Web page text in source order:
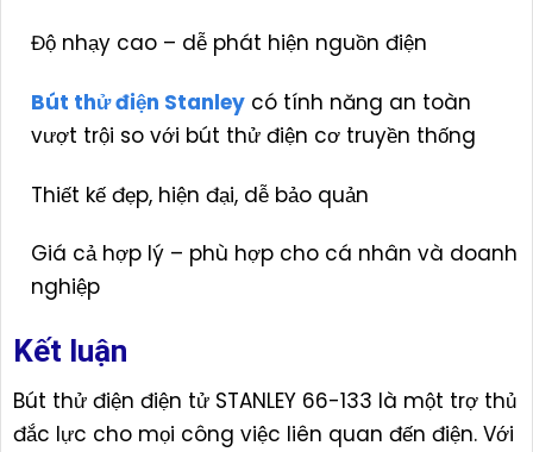
Độ nhạy cao – dễ phát hiện nguồn điện
Bút thử điện Stanley có tính năng an toàn
vượt trội so với bút thử điện cơ truyền thống
Thiết kế đẹp, hiện đại, dễ bảo quản
Giá cả hợp lý – phù hợp cho cá nhân và doanh
nghiệp
Kết luận
Bút thử điện điện tử STANLEY 66-133 là một trợ thủ
đắc lực cho mọi công việc liên quan đến điện. Với